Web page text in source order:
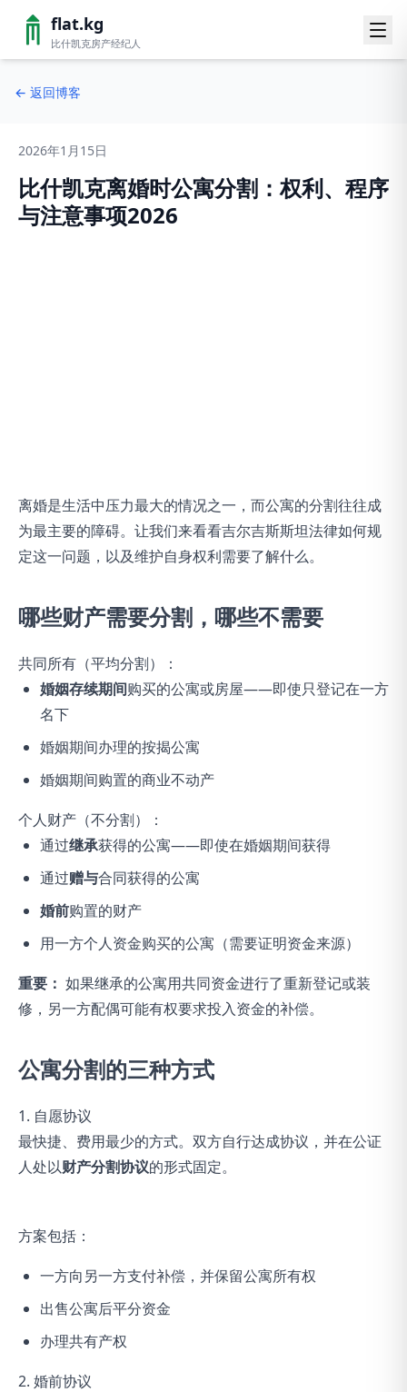
flat.kg
比什凯克房产经纪人
← 返回博客
2026年1月15日
比什凯克离婚时公寓分割：权利、程序
与注意事项2026
离婚是生活中压力最大的情况之一，而公寓的分割往往成
为最主要的障碍。让我们来看看吉尔吉斯斯坦法律如何规
定这一问题，以及维护自身权利需要了解什么。
哪些财产需要分割，哪些不需要
共同所有（平均分割）：
婚姻存续期间购买的公寓或房屋——即使只登记在一方
名下
婚姻期间办理的按揭公寓
婚姻期间购置的商业不动产
个人财产（不分割）：
通过继承获得的公寓——即使在婚姻期间获得
通过赠与合同获得的公寓
婚前购置的财产
用一方个人资金购买的公寓（需要证明资金来源）
重要： 如果继承的公寓用共同资金进行了重新登记或装
修，另一方配偶可能有权要求投入资金的补偿。
公寓分割的三种方式
1. 自愿协议
最快捷、费用最少的方式。双方自行达成协议，并在公证
人处以财产分割协议的形式固定。
方案包括：
一方向另一方支付补偿，并保留公寓所有权
出售公寓后平分资金
办理共有产权
2. 婚前协议